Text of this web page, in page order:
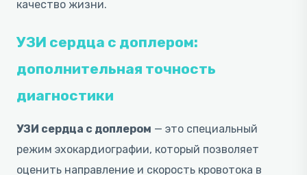
качество жизни.
УЗИ сердца с доплером:
дополнительная точность
диагностики
УЗИ сердца с доплером — это специальный
режим эхокардиографии, который позволяет
оценить направление и скорость кровотока в